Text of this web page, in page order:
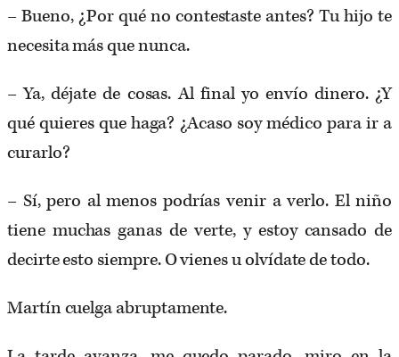
– Bueno, ¿Por qué no contestaste antes? Tu hijo te
necesita más que nunca.
– Ya, déjate de cosas. Al final yo envío dinero. ¿Y
qué quieres que haga? ¿Acaso soy médico para ir a
curarlo?
– Sí, pero al menos podrías venir a verlo. El niño
tiene muchas ganas de verte, y estoy cansado de
decirte esto siempre. O vienes u olvídate de todo.
Martín cuelga abruptamente.